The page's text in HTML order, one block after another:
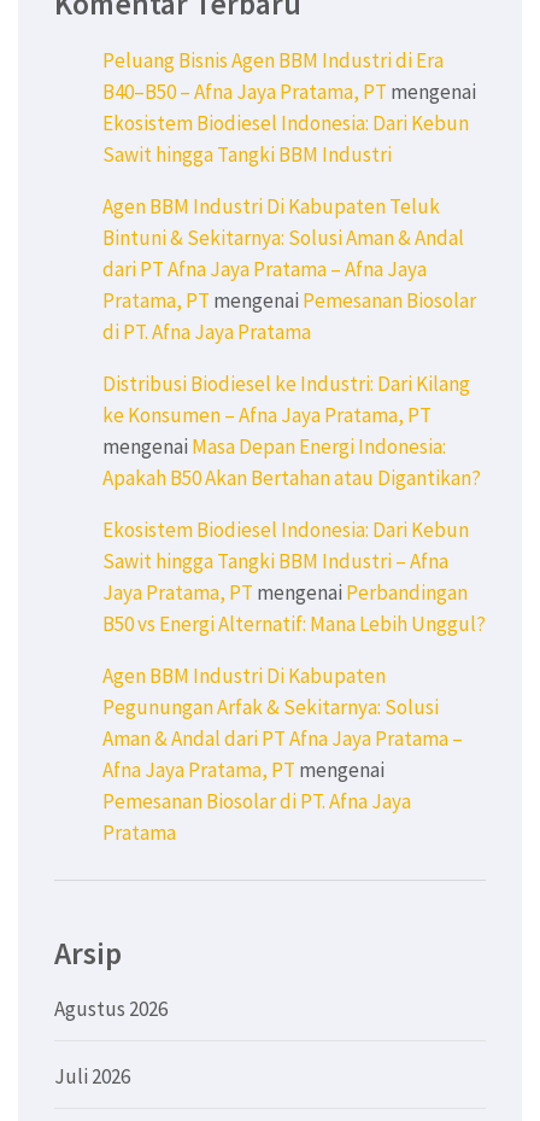
Peluang Bisnis Agen BBM Industri di Era
B40–B50 – Afna Jaya Pratama, PT mengenai
Ekosistem Biodiesel Indonesia: Dari Kebun
Sawit hingga Tangki BBM Industri
Agen BBM Industri Di Kabupaten Teluk
Bintuni & Sekitarnya: Solusi Aman & Andal
dari PT Afna Jaya Pratama – Afna Jaya
Pratama, PT mengenai Pemesanan Biosolar
di PT. Afna Jaya Pratama
Distribusi Biodiesel ke Industri: Dari Kilang
ke Konsumen – Afna Jaya Pratama, PT
mengenai Masa Depan Energi Indonesia:
Apakah B50 Akan Bertahan atau Digantikan?
Ekosistem Biodiesel Indonesia: Dari Kebun
Sawit hingga Tangki BBM Industri – Afna
Jaya Pratama, PT mengenai Perbandingan
B50 vs Energi Alternatif: Mana Lebih Unggul?
Agen BBM Industri Di Kabupaten
Pegunungan Arfak & Sekitarnya: Solusi
Aman & Andal dari PT Afna Jaya Pratama –
Afna Jaya Pratama, PT mengenai
Pemesanan Biosolar di PT. Afna Jaya
Pratama
Arsip
Agustus 2026
Juli 2026